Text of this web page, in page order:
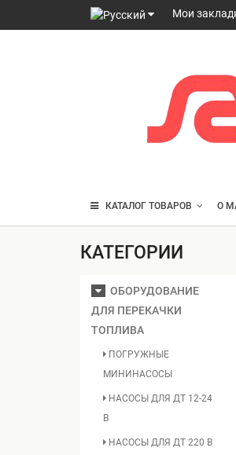
Мои
КАТАЛОГ ТОВАРОВ О
КАТЕГОРИИ
ОБОРУДОВАНИЕ
ДЛЯ ПЕРЕКАЧКИ
ТОПЛИВА
ПОГРУЖНЫЕ
МИНИНАСОСЫ
НАСОСЫ ДЛЯ ДТ 12-24
В
НАСОСЫ ДЛЯ ДТ 220 В